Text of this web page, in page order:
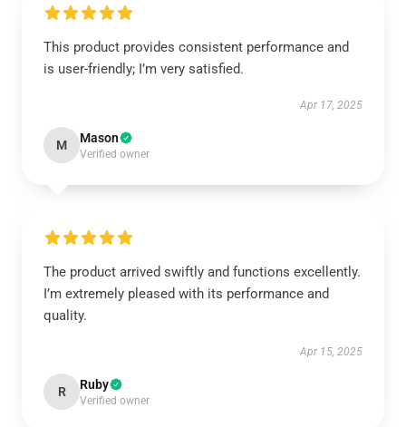
This product provides consistent performance and
is user-friendly; I’m very satisfied.
Apr 17, 2025
M Mason
Verified owner
The product arrived swiftly and functions excellently.
I’m extremely pleased with its performance and
quality.
Apr 15, 2025
R Ruby
Verified owner